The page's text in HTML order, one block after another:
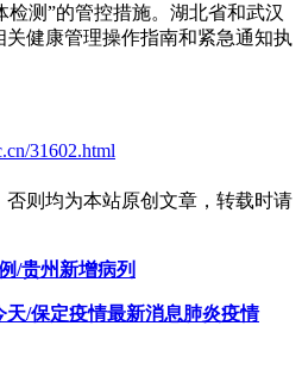
检测”的管控措施。湖北省和武汉
健康管理操作指南和紧急通知执
31602.html
否则均为本站原创文章，转载时请
/贵州新增病列
/保定疫情最新消息肺炎疫情